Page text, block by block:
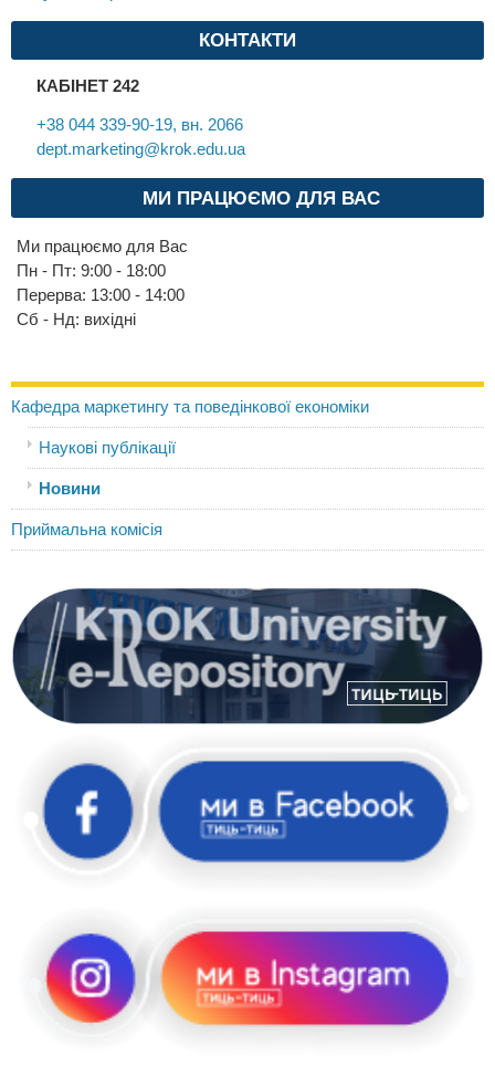
КОНТАКТИ
КАБІНЕТ 242
+38 044 339-90-19, вн. 2066
dept.marketing@krok.edu.ua
МИ ПРАЦЮЄМО ДЛЯ ВАС
Ми працюємо для Вас
Пн - Пт: 9:00 - 18:00
Перерва: 13:00 - 14:00
Cб - Нд: вихідні
Кафедра маркетингу та поведінкової економіки
Наукові публікації
Новини
Приймальна комісія